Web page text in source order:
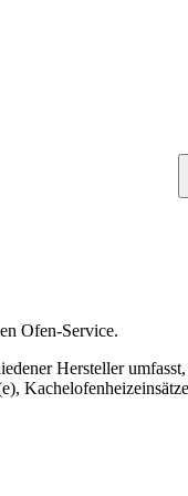
Ofen-Service.
Hersteller